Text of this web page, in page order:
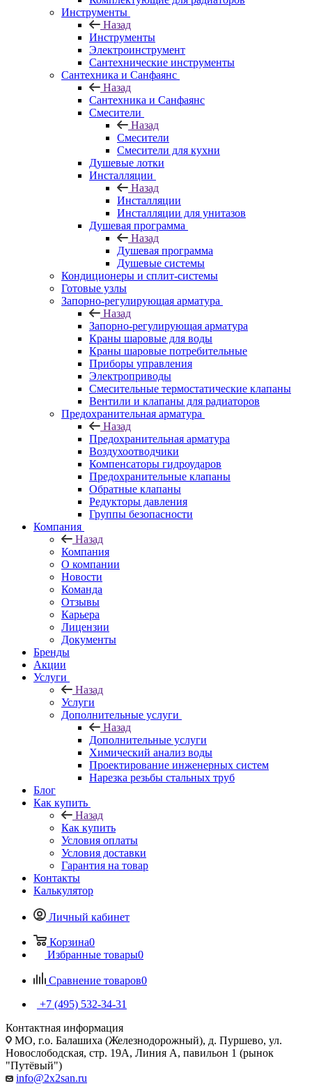
Инструменты
Назад
Инструменты
Электроинструмент
Сантехнические инструменты
Сантехника и Санфаянс
Назад
Сантехника и Санфаянс
Смесители
Назад
Смесители
Смесители для кухни
Душевые лотки
Инсталляции
Назад
Инсталляции
Инсталляции для унитазов
Душевая программа
Назад
Душевая программа
Душевые системы
Кондиционеры и сплит-системы
Готовые узлы
Запорно-регулирующая арматура
Назад
Запорно-регулирующая арматура
Краны шаровые для воды
Краны шаровые потребительные
Приборы управления
Электроприводы
Смесительные термостатические клапаны
Вентили и клапаны для радиаторов
Предохранительная арматура
Назад
Предохранительная арматура
Воздухоотводчики
Компенсаторы гидроударов
Предохранительные клапаны
Обратные клапаны
Редукторы давления
Группы безопасности
Компания
Назад
Компания
О компании
Новости
Команда
Отзывы
Карьера
Лицензии
Документы
Бренды
Акции
Услуги
Назад
Услуги
Дополнительные услуги
Назад
Дополнительные услуги
Химический анализ воды
Проектирование инженерных систем
Нарезка резьбы стальных труб
Блог
Как купить
Назад
Как купить
Условия оплаты
Условия доставки
Гарантия на товар
Контакты
Калькулятор
Личный кабинет
Корзина0
Избранные товары0
Сравнение товаров0
+7 (495) 532‑34‑31
Контактная информация
МО, г.о. Балашиха (Железнодорожный), д. Пуршево, ул.
Новослободская, стр. 19А, Линия А, павильон 1 (рынок
"Путёвый")
info@2x2san.ru